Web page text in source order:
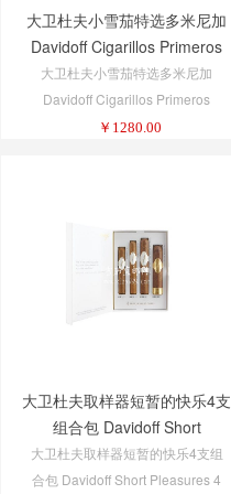
大卫杜夫小雪茄特选多米尼加
Davidoff Cigarillos Primeros
Dominican Natural Tins 5/6
大卫杜夫小雪茄特选多米尼加
Davidoff Cigarillos Primeros
Dominican Natural Tins 5/6
￥ 1280.00
大卫杜夫取样器短暂的快乐4支
组合包 Davidoff Short
Pleasures 4 Cigar Assortment
大卫杜夫取样器短暂的快乐4支组
合包 Davidoff Short Pleasures 4